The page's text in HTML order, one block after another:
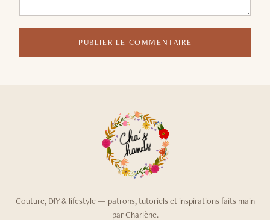
PUBLIER LE COMMENTAIRE
Couture, DIY & lifestyle — patrons, tutoriels et inspirations faits main
par Charlène.